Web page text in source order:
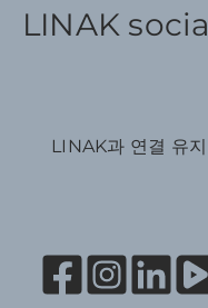
LINAK
LINAK과 연결 유지